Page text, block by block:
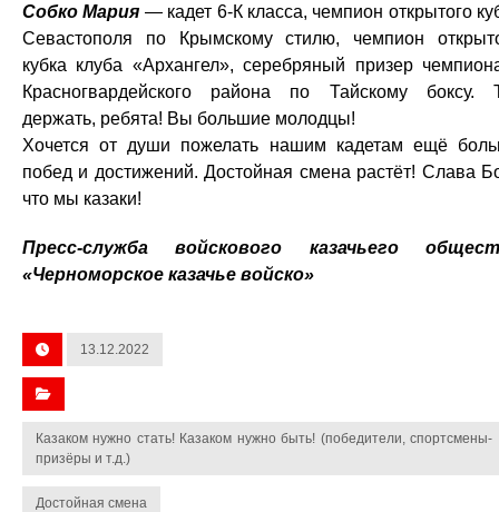
Собко Мария — кадет 6-К класса, чемпион открытого
Севастополя по Крымскому стилю, чемпион
кубка клуба «Архангел», серебряный призер
Красногвардейского района по Тайскому боксу.
держать, ребята! Вы большие молодцы!
Хочется от души пожелать нашим кадетам ещё
побед и достижений. Достойная смена растёт! Слава
что мы казаки!
Пресс-служба войскового казачьего
«Черноморское казачье войско»
13.12.2022
Казаком нужно стать! Казаком нужно быть! (победители, спортсмены-
призёры и т.д.)
Достойная смена